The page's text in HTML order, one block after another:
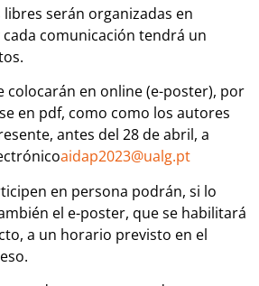
serán organizadas en
comunicación tendrá un
colocarán en online (e-poster), por
en pdf, como como los autores
antes del 28 de abril, a
aidap2023@ualg.pt
en persona podrán, si lo
el e-poster, que se habilitará
a un horario previsto en el